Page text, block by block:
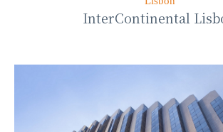
InterContinental